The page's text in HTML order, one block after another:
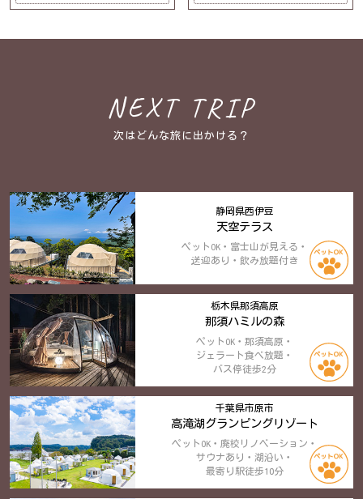
NEXT TRIP
次はどんな旅に出かける？
静岡県西伊豆
天空テラス
ペットOK・富士山が見える・
送迎あり・飲み放題付き
栃木県那須高原
那須ハミルの森
ペットOK・那須高原・
ジェラート食べ放題・
バス停徒歩2分
千葉県市原市
高滝湖グランピングリゾート
ペットOK・廃校リノベーション・
サウナあり・湖沿い・
最寄り駅徒歩10分